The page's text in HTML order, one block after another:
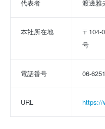
代表者 渡邊雅
本社所在地
〒104-
号
電話番号 06-
URL https://